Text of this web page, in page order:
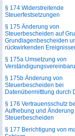
§ 174 Widerstreitende
Steuerfestsetzungen
§ 175 Änderung von
Steuerbescheiden auf
Grundlagenbescheiden
rückwirkenden
§ 175a Umsetzung von
§ 175b Änderung von
Steuerbescheiden bei
Datenübermittlung durch
§ 176 Vertrauensschutz
Aufhebung und Änderung
Steuerbescheiden
§ 177 Berichtigung von